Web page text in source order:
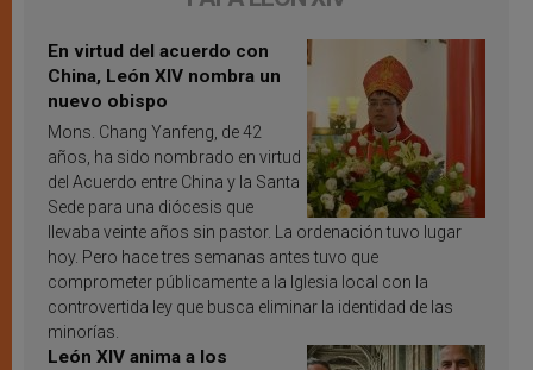
En virtud del acuerdo con
China, León XIV nombra un
nuevo obispo
Mons. Chang Yanfeng, de 42
años, ha sido nombrado en virtud
del Acuerdo entre China y la Santa
Sede para una diócesis que
llevaba veinte años sin pastor. La ordenación tuvo lugar
hoy. Pero hace tres semanas antes tuvo que
comprometer públicamente a la Iglesia local con la
controvertida ley que busca eliminar la identidad de las
minorías.
León XIV anima a los